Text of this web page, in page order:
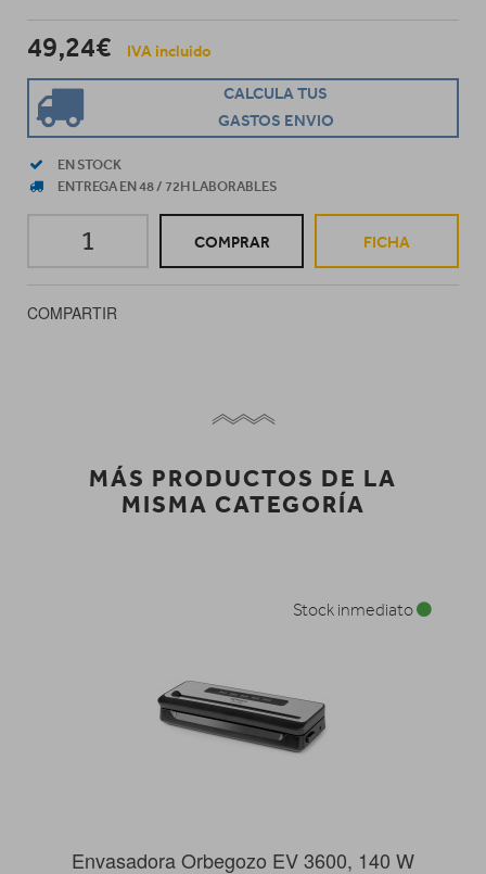
49,24€ IVA incluido
CALCULA TUS
GASTOS ENVIO
EN STOCK
ENTREGA EN 48 / 72H LABORABLES
COMPRAR FICHA
COMPARTIR
MÁS PRODUCTOS DE LA
MISMA CATEGORÍA
Envasadora Orbegozo EV 3600, 140 W
Stock inmediato